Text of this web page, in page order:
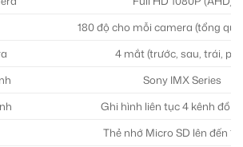
180 độ cho mỗi camera (tổng
4 mắt (trước, sau, trái,
Sony IMX Series
Ghi hình liên tục 4 kênh
Thẻ nhớ Micro SD lên đến